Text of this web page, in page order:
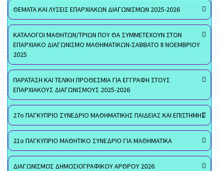
ΘΕΜΑΤΑ ΚΑΙ ΛΥΣΕΙΣ ΕΠΑΡΧΙΑΚΩΝ ΔΙΑΓΩΝΙΣΜΩΝ 2025-2026
ΚΑΤΑΛΟΓΟΙ ΜΑΘΗΤΩΝ/ΤΡΙΩΝ ΠΟΥ ΘΑ ΣΥΜΜΕΤΕΧΟΥΝ ΣΤΟΝ
ΕΠΑΡΧΙΑΚΟ ΔΙΑΓΩΝΙΣΜΟ ΜΑΘΗΜΑΤΙΚΩΝ-ΣΑΒΒΑΤΟ 8 ΝΟΕΜΒΡΙΟΥ
2025
ΠΑΡΑΤΑΣΗ ΚΑΙ ΤΕΛΙΚΗ ΠΡΟΘΕΣΜΙΑ ΓΙΑ ΕΓΓΡΑΦΗ ΣΤΟΥΣ
ΕΠΑΡΧΙΑΚΟΥΣ ΔΙΑΓΩΝΙΣΜΟΥΣ 2025-2026
27ο ΠΑΓΚΥΠΡΙΟ ΣΥΝΕΔΡΙΟ ΜΑΘΗΜΑΤΙΚΗΣ ΠΑΙΔΕΙΑΣ ΚΑΙ ΕΠΙΣΤΗΜΗΣ
21ο ΠΑΓΚΥΠΡΙΟ ΜΑΘΗΤΙΚΟ ΣΥΝΕΔΡΙΟ ΓΙΑ ΜΑΘΗΜΑΤΙΚΑ
ΔΙΑΓΩΝΙΣΜΟΣ ΔΗΜΟΣΙΟΓΡΑΦΙΚΟΥ ΑΡΘΡΟΥ 2026